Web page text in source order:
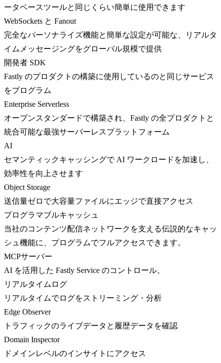
ータベースツールと同じくらい簡単に使用できます
WebSockets と Fanout
完全なパーソナライズ機能と簡単な設定が可能な、リアルタ
イムメッセージングをグローバル規模で提供
開発者 SDK
Fastly のプロダクトの構築に使用しているのと同じサービス
をプログラム
Enterprise Serverless
オープンスタンダードで構築され、Fastly の全プロダクトと
統合可能な最強サーバーレスプラットフォーム
AI
セマンティックキャッシングで AI ワークロードを加速し、
効率性を向上させます
Object Storage
送信量ゼロで大容量ファイルにエッジで直接アクセス
プログラマブルキャッシュ
当社のコンテンツ配信ネットワークを支える伝説的なキャッ
シュ機能に、プログラムでフルアクセスできます。
MCPサーバー
AI を活用した Fastly Service のコントロール。
リアルタイムログ
リアルタイムでログをストリーミング・分析
Edge Observer
トラフィックのライブデータと履歴データを確認
Domain Inspector
ドメインレベルのインサイトにアクセス